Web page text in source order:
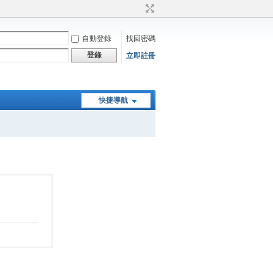
自動登錄
找回密碼
登錄 立即註冊
快捷導航